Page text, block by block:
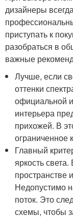
дизайнеры
приступать к
разобраться в
важные
Лучше, если
оттенки
официальной
интерьера
прихожей. В
ограниченное
Главный
яркость
пространстве
Недопустимо
поток. Это
схемы, чтобы